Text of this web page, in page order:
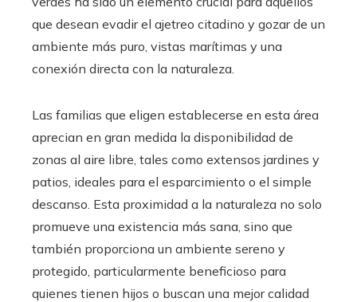
que desean evadir el ajetreo citadino y gozar de un
ambiente más puro, vistas marítimas y una
conexión directa con la naturaleza.
Las familias que eligen establecerse en esta área
aprecian en gran medida la disponibilidad de
zonas al aire libre, tales como extensos jardines y
patios, ideales para el esparcimiento o el simple
descanso. Esta proximidad a la naturaleza no solo
promueve una existencia más sana, sino que
también proporciona un ambiente sereno y
protegido, particularmente beneficioso para
quienes tienen hijos o buscan una mejor calidad